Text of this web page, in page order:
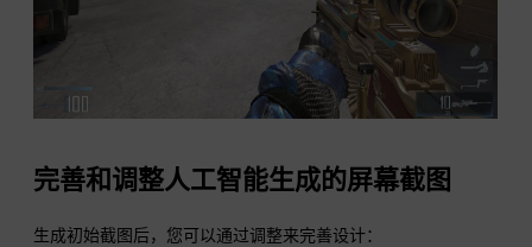
完善和调整人工智能生成的屏幕截图
生成初始截图后，您可以通过调整来完善设计：